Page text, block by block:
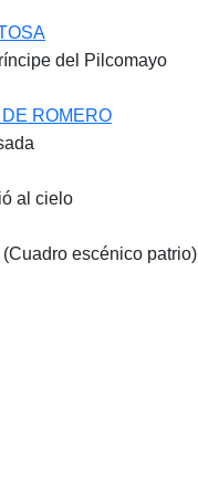
del Pilcomayo
ROMERO
al cielo
escénico patrio)